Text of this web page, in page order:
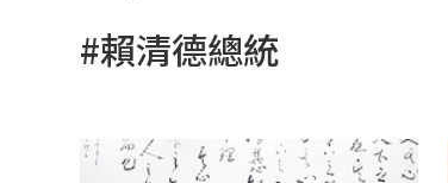
#賴清德總統